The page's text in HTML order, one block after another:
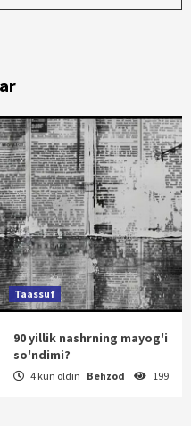
Taassuf
90 yillik nashrning mayog'i
so'ndimi?
4 kun oldin Behzod 199